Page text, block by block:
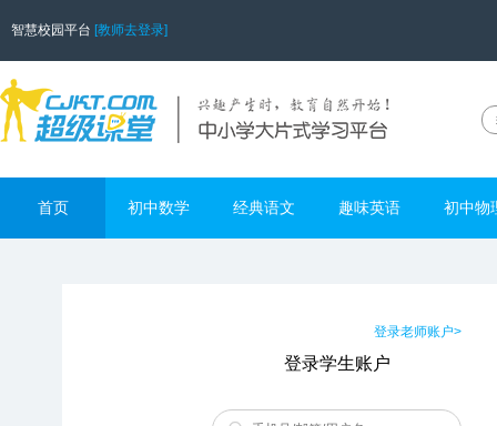
智慧校园平台 [教师去登录]
首页 初中数学 经典语文 趣味英语 初中物
登录老师账户>
登录学生账户